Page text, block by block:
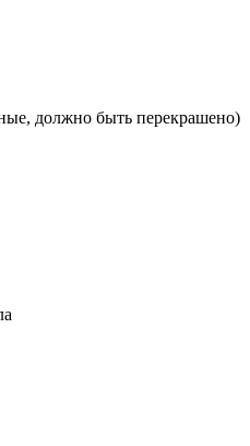
должно быть перекрашено)